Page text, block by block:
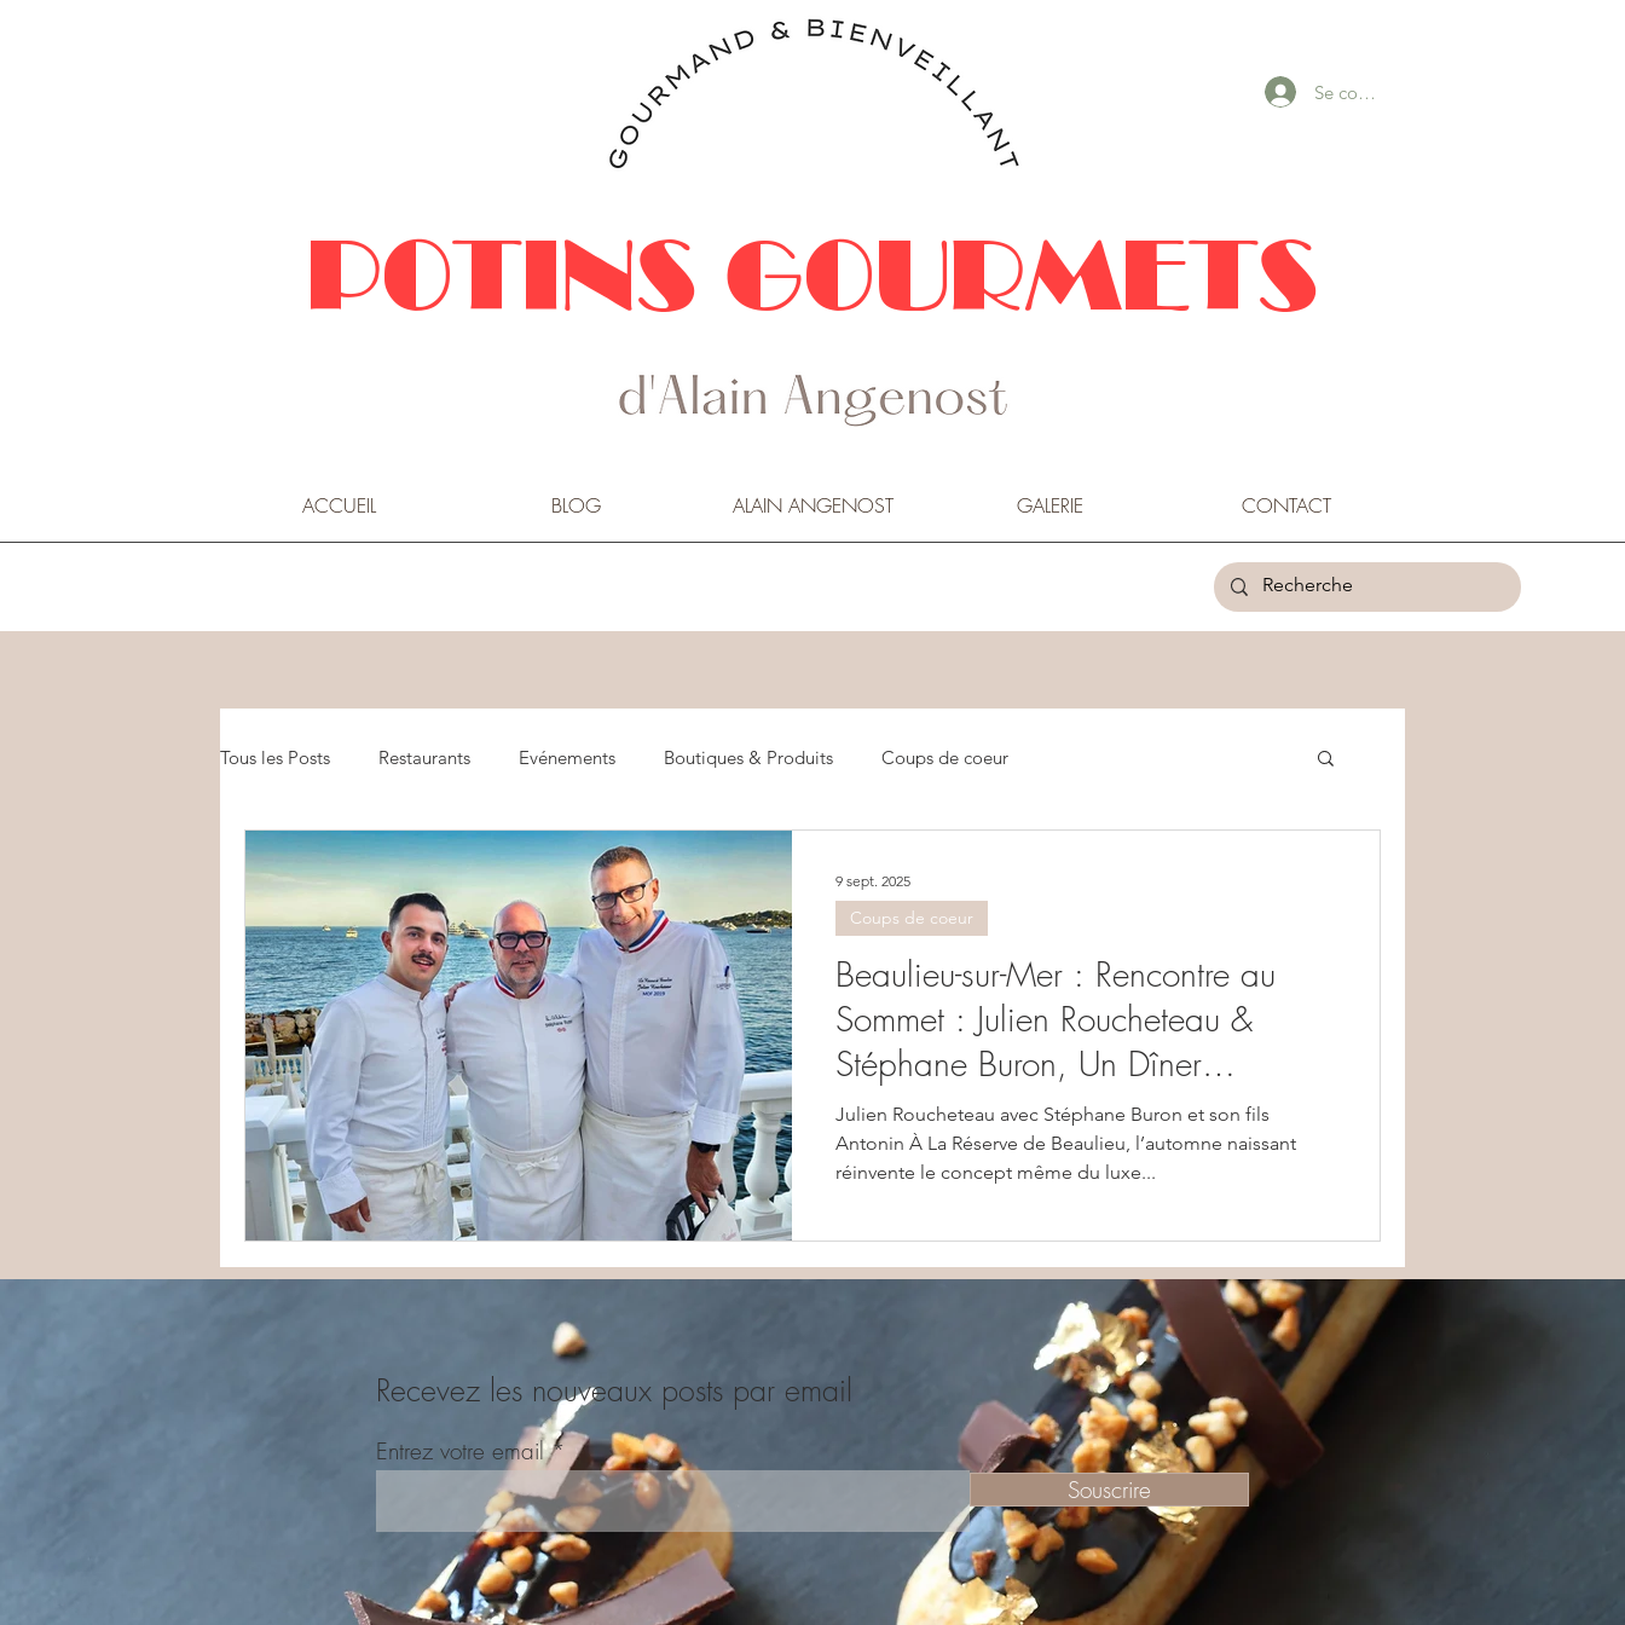
Se connecter
POTINS GOURMETS
ACCUEIL BLOG ALAIN ANGENOST GALERIE CONTACT
Tous les Posts Restaurants Evénements Boutiques & Produits Coups de coeur
Beaulieu-sur-Mer : Rencontre au
Sommet : Julien Roucheteau &
Stéphane Buron, Un Dîner
d'Exception
Julien Roucheteau avec Stéphane Buron et son fils
Antonin À La Réserve de Beaulieu, l’automne naissant
réinvente le concept même du luxe...
Coups de coeur
9 sept. 2025
Recevez les nouveaux posts par email
Entrez votre email
Souscrire